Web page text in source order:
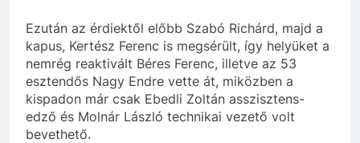
Ezután az érdiektől előbb Szabó Richárd, majd a
kapus, Kertész Ferenc is megsérült, így helyüket a
nemrég reaktivált Béres Ferenc, illetve az 53
esztendős Nagy Endre vette át, miközben a
kispadon már csak Ebedli Zoltán asszisztens-
edző és Molnár László technikai vezető volt
bevethető.